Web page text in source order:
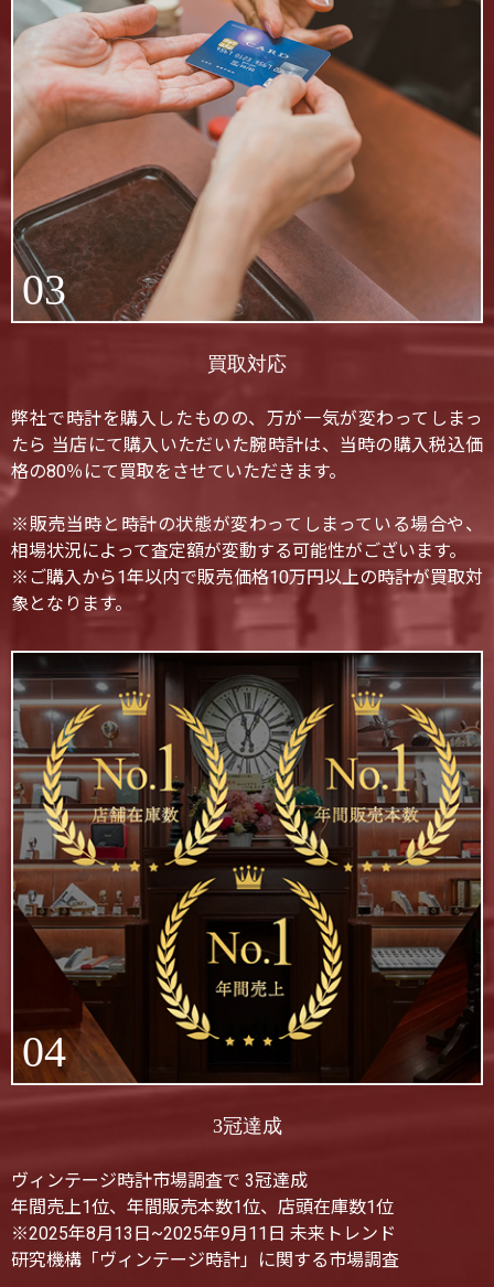
03
買取対応
弊社で時計を購入したものの、万が一気が変わってしまっ
たら 当店にて購入いただいた腕時計は、当時の購入税込価
格の80％にて買取をさせていただきます。
※販売当時と時計の状態が変わってしまっている場合や、
相場状況によって査定額が変動する可能性がございます。
※ご購入から1年以内で販売価格10万円以上の時計が買取対
象となります。
04
3冠達成
ヴィンテージ時計市場調査で 3冠達成
年間売上1位、年間販売本数1位、店頭在庫数1位
※2025年8月13日~2025年9月11日 未来トレンド
研究機構「ヴィンテージ時計」に関する市場調査